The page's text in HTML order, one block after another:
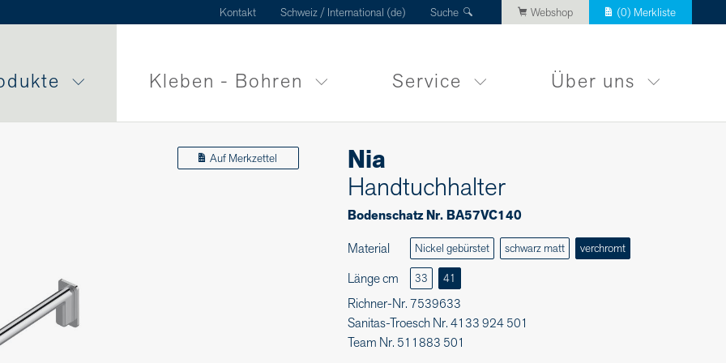
Kontakt Schweiz / International (de) Suche Webshop (0) Merkliste
Kleben - Bohren Service Über uns
Auf Merkzettel
Nia
Handtuchhalter
Bodenschatz Nr. BA57VC140
Material
Nickel gebürstet schwarz matt verchromt
Länge cm 33 41
Richner-Nr. 7539633
Sanitas-Troesch Nr. 4133 924 501
Team Nr. 511883 501